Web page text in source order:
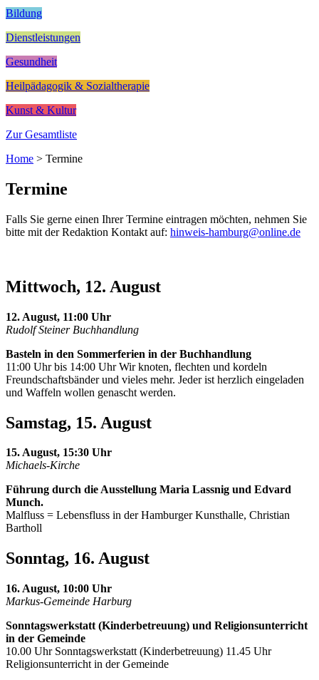
Bildung
Dienstleistungen
Gesundheit
Heilpädagogik & Sozialtherapie
Kunst & Kultur
Zur Gesamtliste
Home > Termine
Termine
Falls Sie gerne einen Ihrer Termine eintragen möchten, nehmen Sie
bitte mit der Redaktion Kontakt auf: hinweis-hamburg@online.de
Mittwoch, 12. August
12. August, 11:00 Uhr
Rudolf Steiner Buchhandlung
Basteln in den Sommerferien in der Buchhandlung
11:00 Uhr bis 14:00 Uhr Wir knoten, flechten und kordeln
Freundschaftsbänder und vieles mehr. Jeder ist herzlich eingeladen
und Waffeln wollen genascht werden.
Samstag, 15. August
15. August, 15:30 Uhr
Michaels-Kirche
Führung durch die Ausstellung Maria Lassnig und Edvard
Munch.
Malfluss = Lebensfluss in der Hamburger Kunsthalle, Christian
Bartholl
Sonntag, 16. August
16. August, 10:00 Uhr
Markus-Gemeinde Harburg
Sonntagswerkstatt (Kinderbetreuung) und Religionsunterricht
in der Gemeinde
10.00 Uhr Sonntagswerkstatt (Kinderbetreuung) 11.45 Uhr
Religionsunterricht in der Gemeinde